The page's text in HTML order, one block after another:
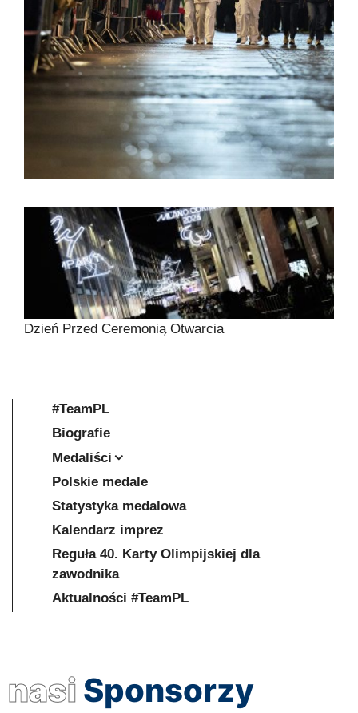
Dzień Przed Ceremonią Otwarcia
#TeamPL
Biografie
Medaliści
Polskie medale
Statystyka medalowa
Kalendarz imprez
Reguła 40. Karty Olimpijskiej dla
zawodnika
Aktualności #TeamPL
nasi Sponsorzy